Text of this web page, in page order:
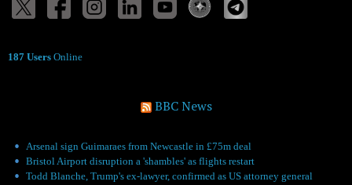
187 Users Online
BBC News
Arsenal sign Guimaraes from Newcastle in £75m deal
Bristol Airport disruption a 'shambles' as flights restart
Todd Blanche, Trump's ex-lawyer, confirmed as US attorney general